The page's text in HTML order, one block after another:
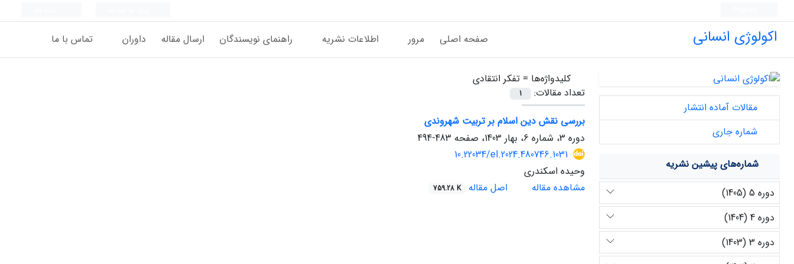
اکولوژی انسانی صفحه اصلی مرور اطلاعات نشریه راهنمای نویسندگان ارسال مقاله داوران تماس با ما
کلیدواژه‌ها = تفکر انتقادی
تعداد مقالات:
1
بررسی نقش دین اسلام بر تربیت شهروندی
دوره 3، شماره 6، بهار 1403، صفحه
483-494
10.22034/el.2024.480746.1031
وحیده اسکندری
مشاهده مقاله
اصل مقاله 759.28 K
مقالات آماده انتشار
شماره جاری
شماره‌های پیشین نشریه
دوره 5 (1405)
دوره 4 (1404)
دوره 3 (1403)